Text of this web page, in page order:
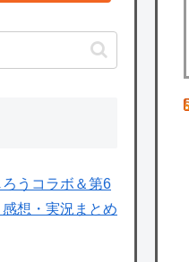
ろうコラボ＆第6
想・実況まとめ